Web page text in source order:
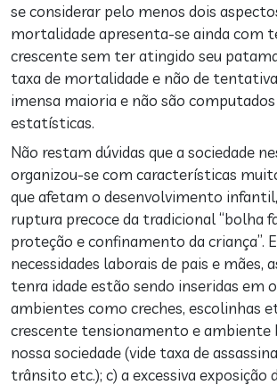
se considerar pelo menos dois
mortalidade apresenta-se ainda com
crescente sem ter atingido seu
taxa de mortalidade e não de
imensa maioria e não são
estatísticas.
Não restam dúvidas que a sociedade
organizou-se com características
que afetam o desenvolvimento
ruptura precoce da tradicional “bolha
proteção e confinamento da criança”.
necessidades laborais de pais e mães,
tenra idade estão sendo inseridas em
ambientes como creches, escolinhas
crescente tensionamento e ambiente
nossa sociedade (vide taxa de
trânsito etc.); c) a excessiva exposição